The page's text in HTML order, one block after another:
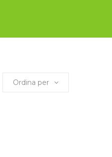
Ordina per